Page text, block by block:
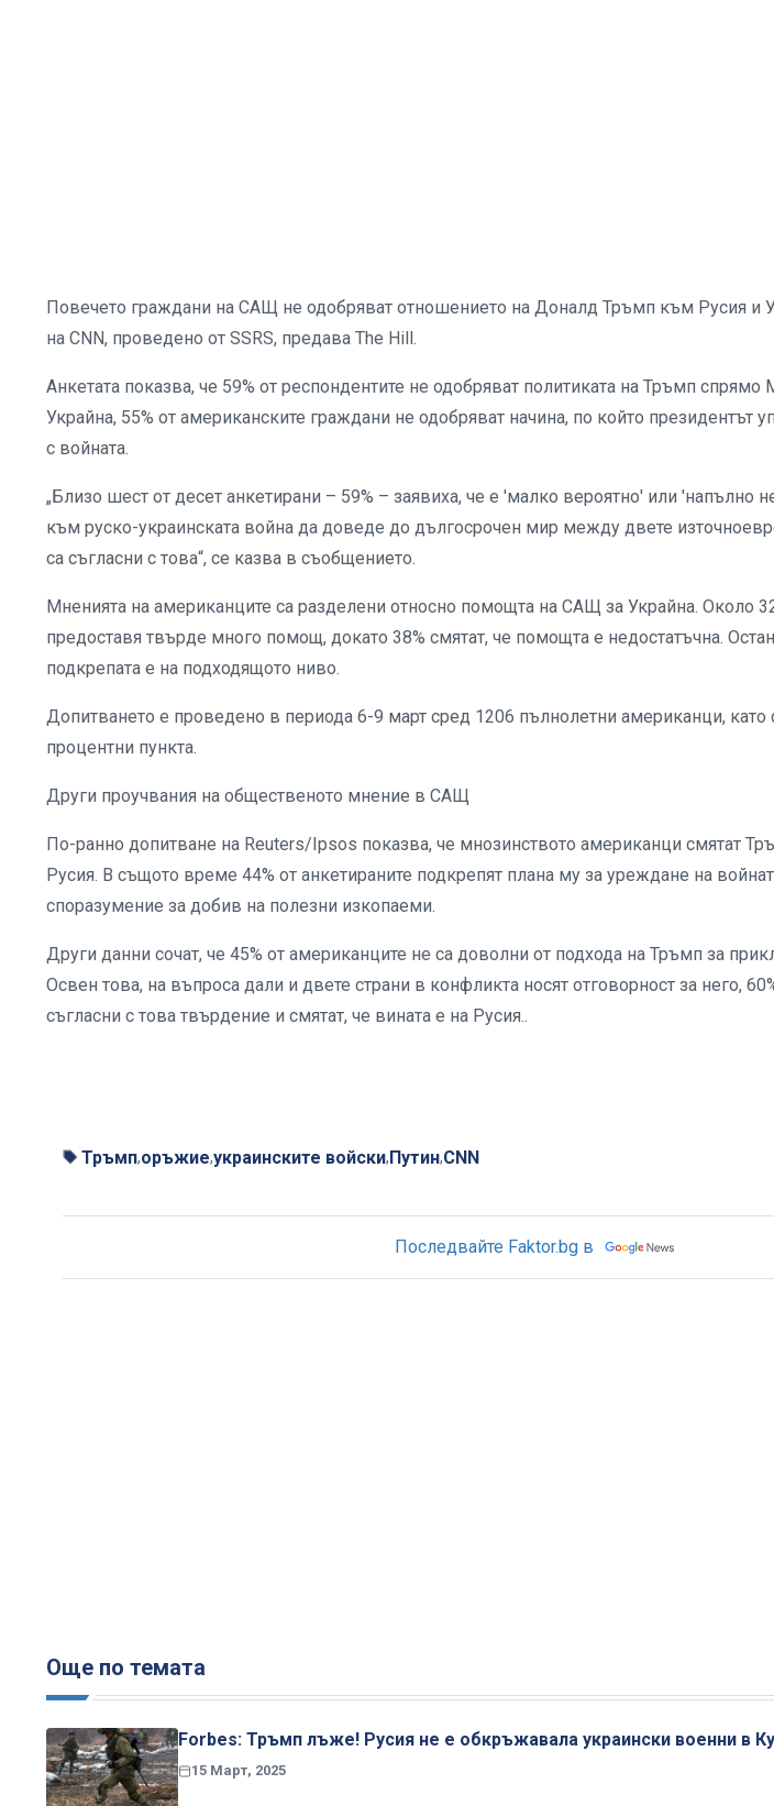
Повечето граждани на САЩ не одобряват отношението на Доналд Тръмп към Русия и
на CNN, проведено от SSRS, предава The Hill.
Анкетата показва, че 59% от респондентите не одобряват политиката на Тръмп
Украйна, 55% от американските граждани не одобряват начина, по който президентът
с войната.
„Близо шест от десет анкетирани – 59% – заявиха, че е 'малко вероятно' или 'напълно
към руско-украинската война да доведе до дългосрочен мир между двете
са съгласни с това“, се казва в съобщението.
Мненията на американците са разделени относно помощта на САЩ за Украйна. Около
предоставя твърде много помощ, докато 38% смятат, че помощта е недостатъчна.
подкрепата е на подходящото ниво.
Допитването е проведено в периода 6-9 март сред 1206 пълнолетни американци, като
процентни пункта.
Други проучвания на общественото мнение в САЩ
По-ранно допитване на Reuters/Ipsos показва, че мнозинството американци смятат
Русия. В същото време 44% от анкетираните подкрепят плана му за уреждане на
споразумение за добив на полезни изкопаеми.
Други данни сочат, че 45% от американците не са доволни от подхода на Тръмп за
Освен това, на въпроса дали и двете страни в конфликта носят отговорност за него,
съгласни с това твърдение и смятат, че вината е на Русия..
Тръмп,оръжие,украинските войски,Путин,CNN
Последвайте Faktor.bg в
Още по темата
Forbes: Тръмп лъже! Русия не е обкръжавала украински военни в
15 Март, 2025